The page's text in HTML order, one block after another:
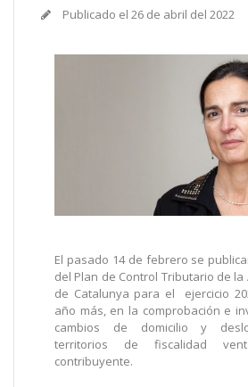
Publicado el 26 de abril del 2022
El pasado 14 de febrero se
del Plan de Control Tributario de la
de Catalunya para el ejercicio
año más, en la comprobación e
cambios de domicilio y
territorios de fiscalidad
contribuyente.